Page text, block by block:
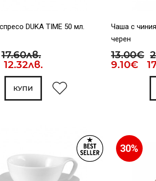
DUKA TIME 50 мл.
17.60лв.
КУПИ
Чаша с
черен
13.00€
9.10€
30%